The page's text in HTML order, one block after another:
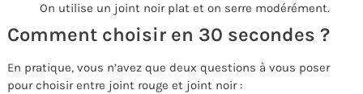
On utilise un joint noir plat et on serre modérément.
Comment choisir en 30 secondes ?
En pratique, vous n’avez que deux questions à vous poser
pour choisir entre joint rouge et joint noir :